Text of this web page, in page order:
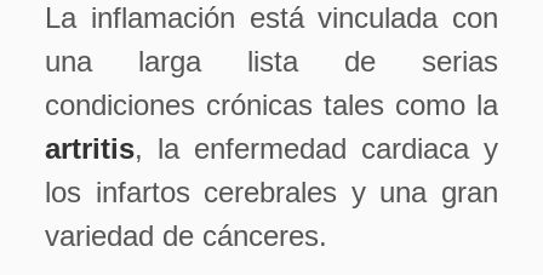
La inflamación está vinculada con
una larga lista de serias
condiciones crónicas tales como la
artritis, la enfermedad cardiaca y
los infartos cerebrales y una gran
variedad de cánceres.